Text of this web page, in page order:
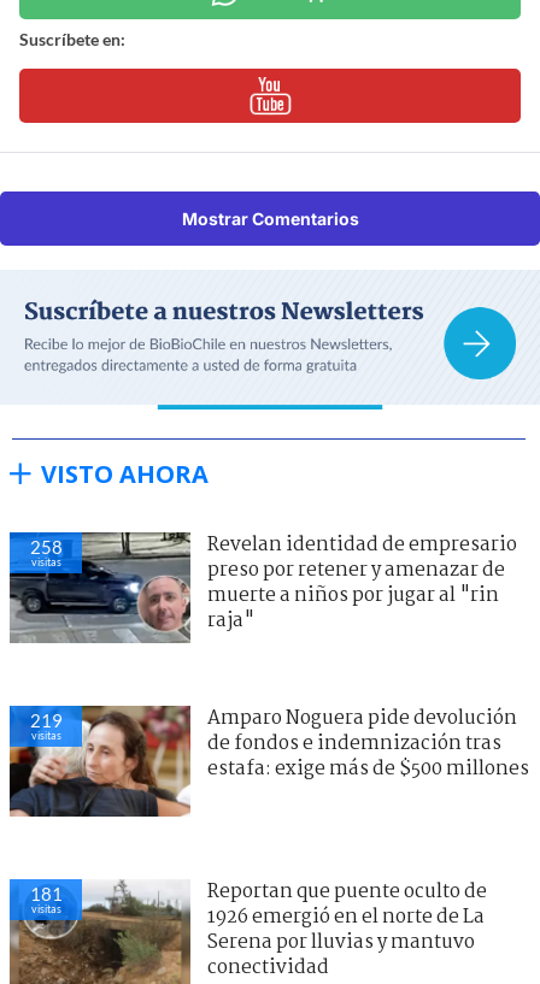
Suscríbete en:
Mostrar Comentarios
VISTO AHORA
258
visitas
Revelan identidad de empresario
preso por retener y amenazar de
muerte a niños por jugar al "rin
raja"
219
visitas
Amparo Noguera pide devolución
de fondos e indemnización tras
estafa: exige más de $500 millones
181
visitas
Reportan que puente oculto de
1926 emergió en el norte de La
Serena por lluvias y mantuvo
conectividad